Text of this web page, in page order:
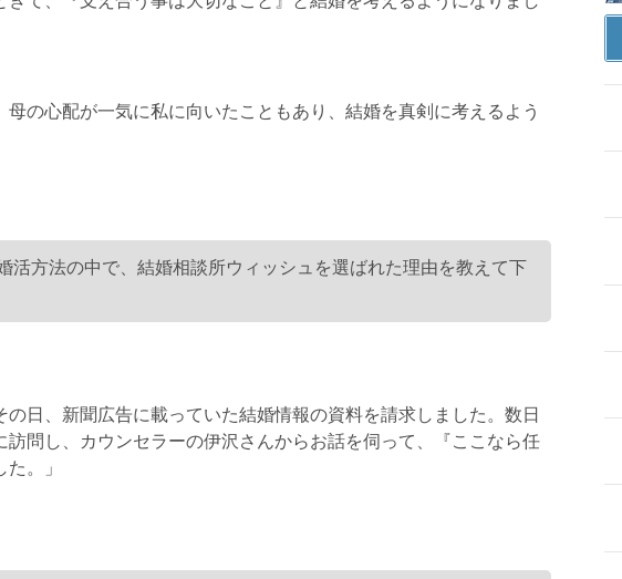
母の心配が一気に私に向いたこともあり、結婚を真剣に考えるよう
活方法の中で、結婚相談所ウィッシュを選ばれた理由を教えて下
の日、新聞広告に載っていた結婚情報の資料を請求しました。数日
訪問し、カウンセラーの伊沢さんからお話を伺って、『ここなら任
。」